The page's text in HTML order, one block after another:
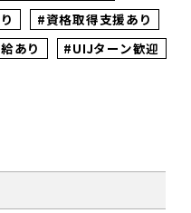
#資格取得支援あり
あり #UIJターン歓迎